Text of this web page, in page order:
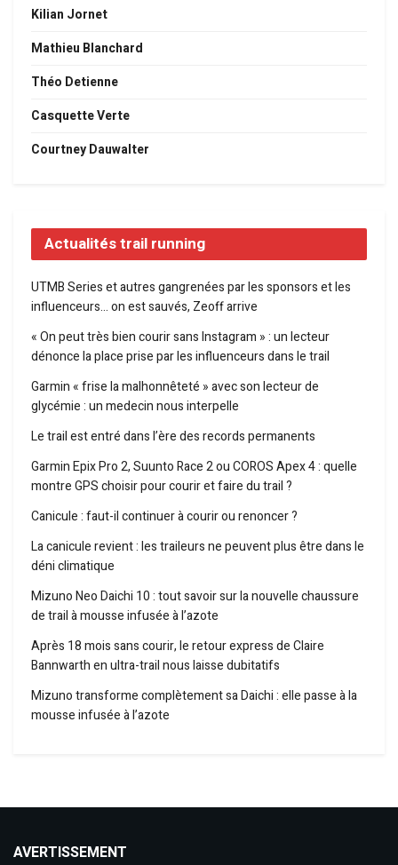
Kilian Jornet
Mathieu Blanchard
Théo Detienne
Casquette Verte
Courtney Dauwalter
Actualités trail running
UTMB Series et autres gangrenées par les sponsors et les
influenceurs… on est sauvés, Zeoff arrive
« On peut très bien courir sans Instagram » : un lecteur
dénonce la place prise par les influenceurs dans le trail
Garmin « frise la malhonnêteté » avec son lecteur de
glycémie : un medecin nous interpelle
Le trail est entré dans l’ère des records permanents
Garmin Epix Pro 2, Suunto Race 2 ou COROS Apex 4 : quelle
montre GPS choisir pour courir et faire du trail ?
Canicule : faut-il continuer à courir ou renoncer ?
La canicule revient : les traileurs ne peuvent plus être dans le
déni climatique
Mizuno Neo Daichi 10 : tout savoir sur la nouvelle chaussure
de trail à mousse infusée à l’azote
Après 18 mois sans courir, le retour express de Claire
Bannwarth en ultra-trail nous laisse dubitatifs
Mizuno transforme complètement sa Daichi : elle passe à la
mousse infusée à l’azote
AVERTISSEMENT